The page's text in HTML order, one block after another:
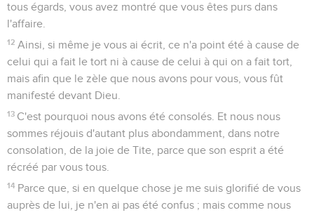
tous égards, vous avez montré que vous êtes purs dans
l'affaire.
12 Ainsi, si même je vous ai écrit, ce n'a point été à cause de
celui qui a fait le tort ni à cause de celui à qui on a fait tort,
mais afin que le zèle que nous avons pour vous, vous fût
manifesté devant Dieu.
13 C'est pourquoi nous avons été consolés. Et nous nous
sommes réjouis d'autant plus abondamment, dans notre
consolation, de la joie de Tite, parce que son esprit a été
récréé par vous tous.
14 Parce que, si en quelque chose je me suis glorifié de vous
auprès de lui, je n'en ai pas été confus ; mais comme nous